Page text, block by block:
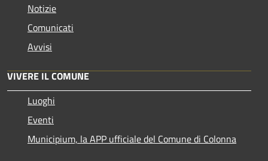
Notizie
Comunicati
Avvisi
VIVERE IL COMUNE
Luoghi
Eventi
Municipium, la APP ufficiale del Comune di Colonna